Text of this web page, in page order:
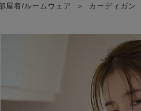
屋着/ルームウェア ＞ カーディガン